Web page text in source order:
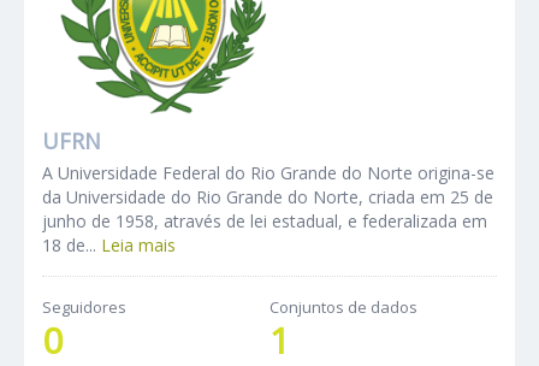
UFRN
A Universidade Federal do Rio Grande do Norte origina-se
da Universidade do Rio Grande do Norte, criada em 25 de
junho de 1958, através de lei estadual, e federalizada em
18 de... Leia mais
Seguidores
0
Conjuntos de dados
1